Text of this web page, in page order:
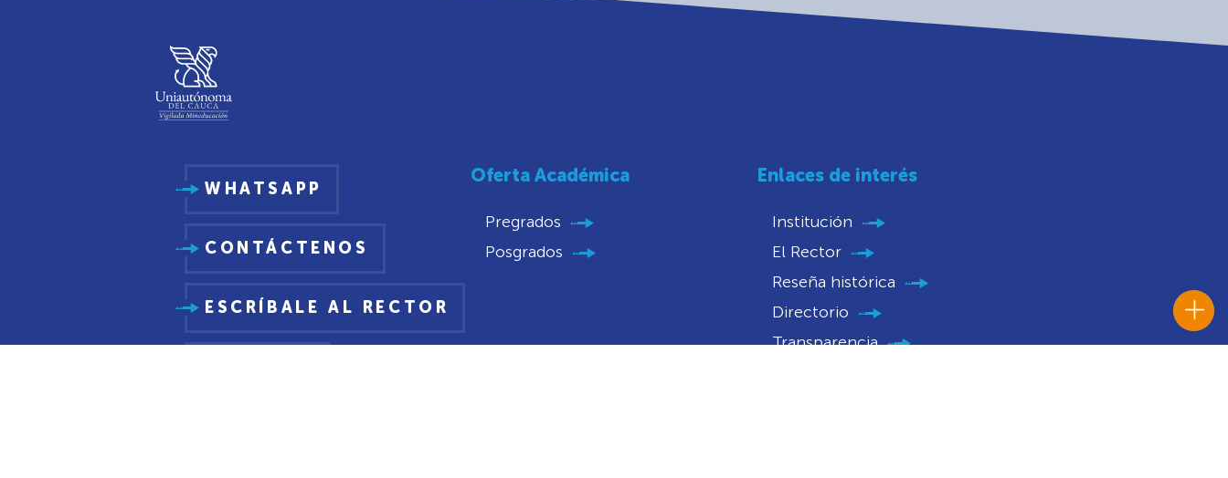
WHATSAPP
CONTÁCTENOS
ESCRÍBALE AL RECTOR
Oferta Académica
Pregrados
Posgrados
Enlaces de interés
Institución
El Rector
Reseña histórica
Directorio
Transparencia